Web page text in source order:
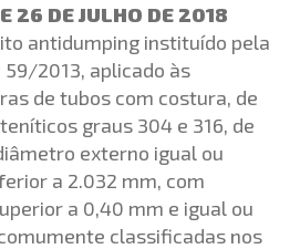
26 DE JULHO DE 2018
antidumping instituído pela
59/2013, aplicado às
de tubos com costura, de
graus 304 e 316, de
externo igual ou
a 2.032 mm, com
a 0,40 mm e igual ou
classificadas nos